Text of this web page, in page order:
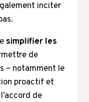
inciter
simplifier les
de
– notamment le
proactif et
de